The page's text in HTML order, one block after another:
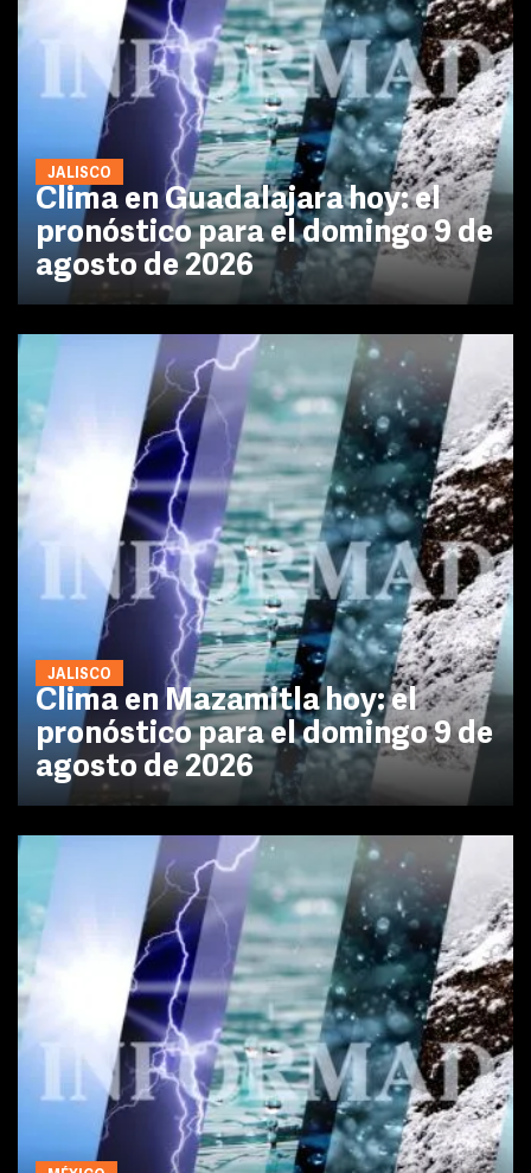
JALISCO
Clima en Guadalajara hoy: el
pronóstico para el domingo 9 de
agosto de 2026
JALISCO
Clima en Mazamitla hoy: el
pronóstico para el domingo 9 de
agosto de 2026